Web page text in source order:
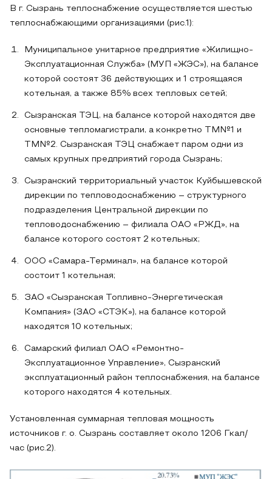
В г. Сызрань теплоснабжение осуществляется шестью
теплоснабжающими организациями (рис.1):
Муниципальное унитарное предприятие «Жилищно-
Эксплуатационная Служба» (МУП «ЖЭС»), на балансе
которой состоят 36 действующих и 1 строящаяся
котельная, а также 85% всех тепловых сетей;
Сызранская ТЭЦ, на балансе которой находятся две
основные тепломагистрали, а конкретно ТМ№1 и
ТМ№2. Сызранская ТЭЦ снабжает паром одни из
самых крупных предприятий города Сызрань;
Сызранский территориальный участок Куйбышевской
дирекции по тепловодоснабжению – структурного
подразделения Центральной дирекции по
тепловодоснабжению – филиала ОАО «РЖД», на
балансе которого состоят 2 котельных;
ООО «Самара-Терминал», на балансе которой
состоит 1 котельная;
ЗАО «Сызранская Топливно-Энергетическая
Компания» (ЗАО «СТЭК»), на балансе которой
находятся 10 котельных;
Самарский филиал ОАО «Ремонтно-
Эксплуатационное Управление», Сызранский
эксплуатационный район теплоснабжения, на балансе
которого находятся 4 котельных.
Установленная суммарная тепловая мощность
источников г. о. Сызрань составляет около 1206 Гкал/
час (рис.2).